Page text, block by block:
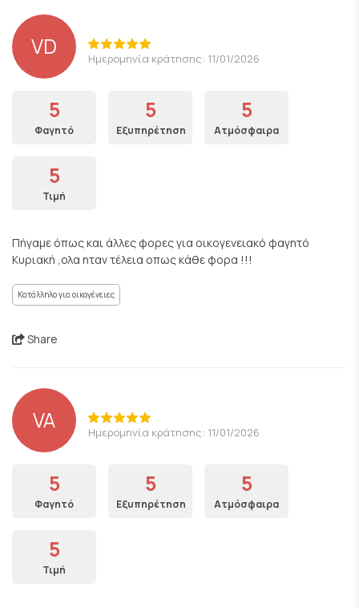
VD Ημερομηνία κράτησης: 11/01/2026
5
Φαγητό
5
Εξυπηρέτηση
5
Ατμόσφαιρα
5
Τιμή
Πήγαμε όπως και άλλες φορες για οικογενειακό φαγητό
Κυριακή ,ολα ηταν τέλεια οπως κάθε φορα !!!
Κατάλληλο για οικογένειες
Share
VA Ημερομηνία κράτησης: 11/01/2026
5
Φαγητό
5
Εξυπηρέτηση
5
Ατμόσφαιρα
5
Τιμή